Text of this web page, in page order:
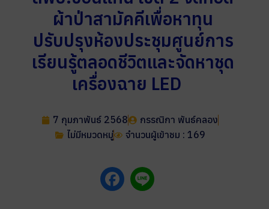
ผ้าป่าสามัคคีเพื่อหาทุน
ปรับปรุงห้องประชุมศูนย์การ
เรียนรู้ตลอดชีวิตและจัดหาชุด
เครื่องฉาย LED
7 กุมภาพันธ์ 2568
กรรณิกา พันธ์คลอง
ไม่มีหมวดหมู่
จำนวนผู้เข้าชม : 169